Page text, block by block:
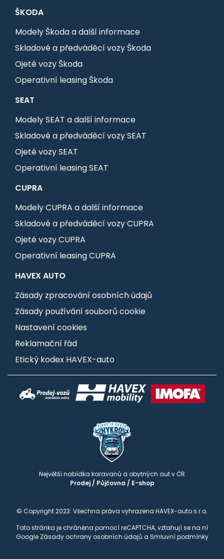
ŠKODA
Modely Škoda a další informace
Skladové a předváděcí vozy Škoda
Ojeté vozy Škoda
Operativní leasing Škoda
SEAT
Modely SEAT a další informace
Skladové a předváděcí vozy SEAT
Ojeté vozy SEAT
Operativní leasing SEAT
CUPRA
Modely CUPRA a další informace
Skladové a předváděcí vozy CUPRA
Ojeté vozy CUPRA
Operativní leasing CUPRA
HAVEX AUTO
Zásady zpracování osobních údajů
Zásady používání souborů cookie
Nastavení cookies
Reklamační řád
Etický kodex HAVEX-auto
Největší nabídka karavanů a obytných aut v ČR
Prodej/ Půjčovna / E-shop
© Copyright 2023: Všechna práva vyhrazena HAVEX-auto s.r.o.
Tato stránka je chráněna pomocí reCAPTCHA, vztahují se na ní
Google Zásady ochrany osobních údajů a Smluvní podmínky